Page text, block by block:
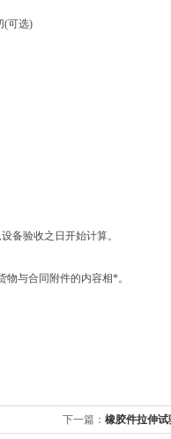
(可选)
验收之日开始计算。
与合同附件的内容相*。
下一篇： 橡胶件拉伸试